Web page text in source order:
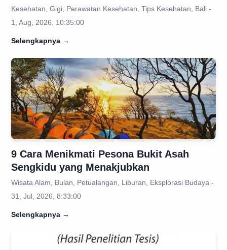
Kesehatan, Gigi, Perawatan Kesehatan, Tips Kesehatan, Bali -
1, Aug, 2026, 10:35:00
Selengkapnya →
9 Cara Menikmati Pesona Bukit Asah
Sengkidu yang Menakjubkan
Wisata Alam, Bulan, Petualangan, Liburan, Eksplorasi Budaya -
31, Jul, 2026, 8:33:00
Selengkapnya →